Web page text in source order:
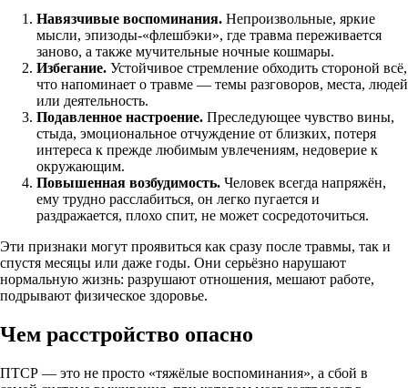
Навязчивые воспоминания. Непроизвольные, яркие
мысли, эпизоды-«флешбэки», где травма переживается
заново, а также мучительные ночные кошмары.
Избегание. Устойчивое стремление обходить стороной всё,
что напоминает о травме — темы разговоров, места, людей
или деятельность.
Подавленное настроение. Преследующее чувство вины,
стыда, эмоциональное отчуждение от близких, потеря
интереса к прежде любимым увлечениям, недоверие к
окружающим.
Повышенная возбудимость. Человек всегда напряжён,
ему трудно расслабиться, он легко пугается и
раздражается, плохо спит, не может сосредоточиться.
Эти признаки могут проявиться как сразу после травмы, так и
спустя месяцы или даже годы. Они серьёзно нарушают
нормальную жизнь: разрушают отношения, мешают работе,
подрывают физическое здоровье.
Чем расстройство опасно
ПТСР — это не просто «тяжёлые воспоминания», а сбой в